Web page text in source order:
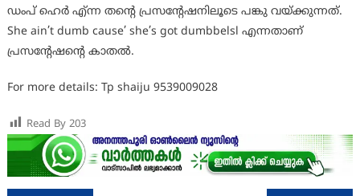
ഡംപ് ഹെര്‍ എ്ന്ന തന്റെ പ്രസന്റേഷനിലൂടെ പങ്കു വയ്ക്കുന്നത്.
She ain’t dumb cause’ she’s got dumbbelsl എന്നതാണ്
പ്രസന്റേഷന്റെ കാതല്‍.
For more details: Tp shaiju 9539009028
Read By 203